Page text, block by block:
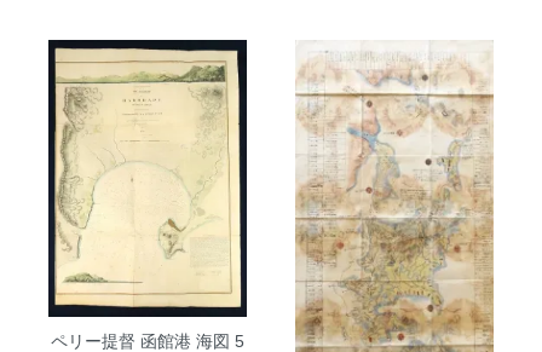
ペリー提督 函館港 海図 5